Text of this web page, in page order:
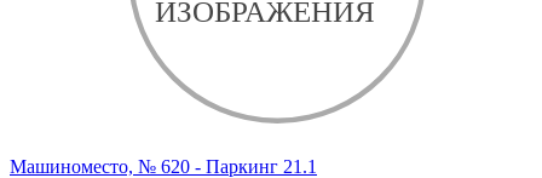
Машиноместо, № 620 - Паркинг 21.1